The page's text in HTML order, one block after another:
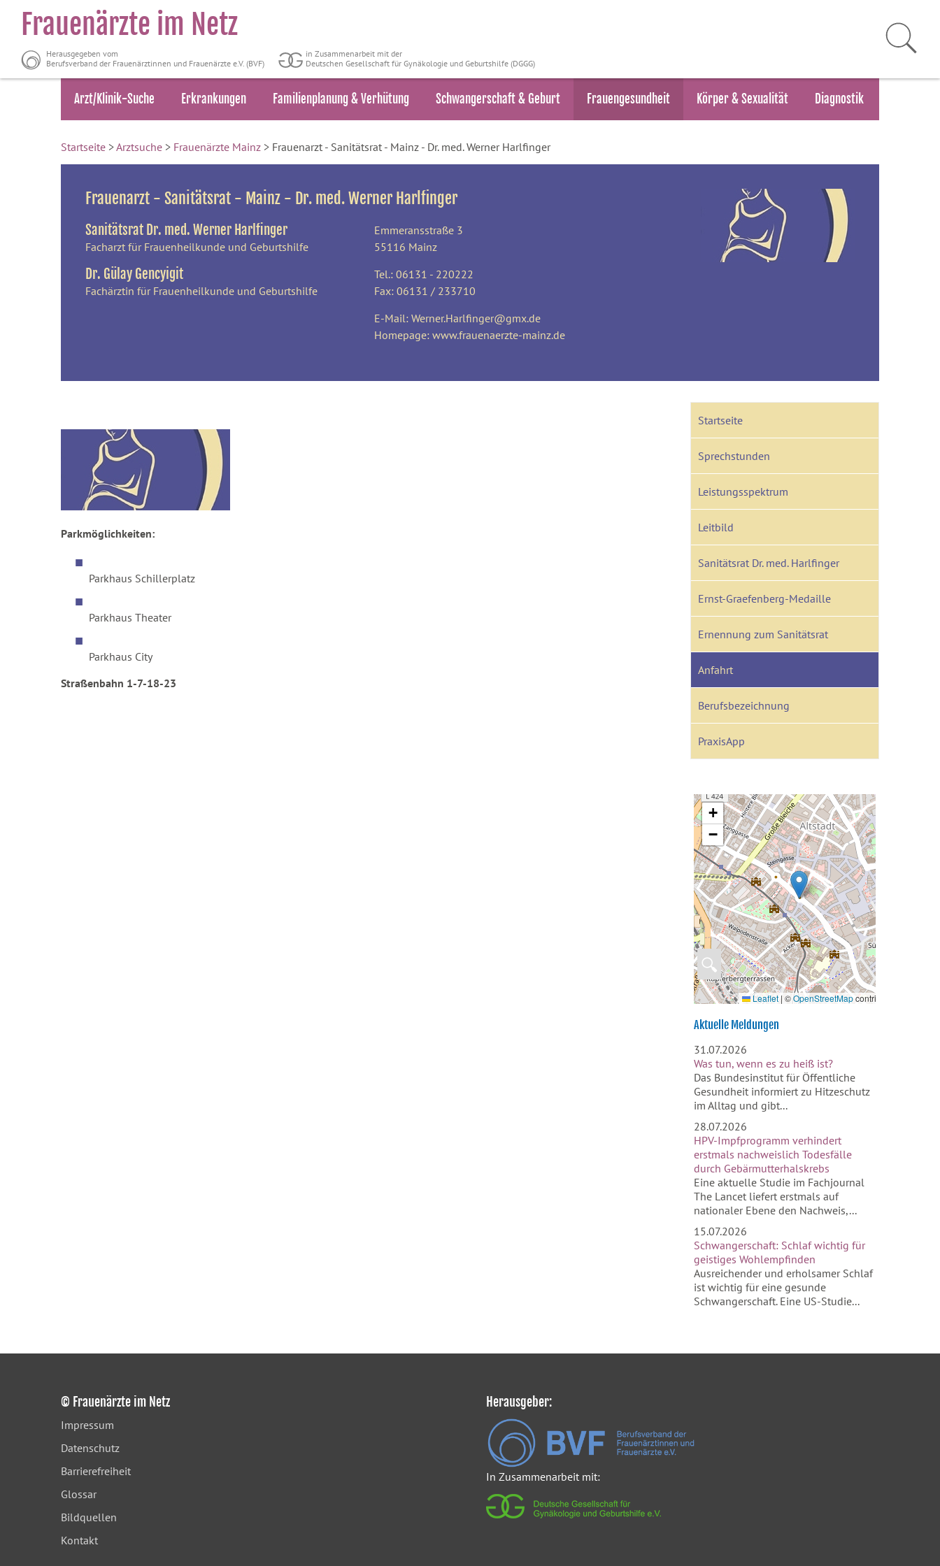
Frauenärzte im Netz
Herausgegeben vom
Berufsverband der Frauenärztinnen und Frauenärzte e.V. (BVF)
in Zusammenarbeit mit der
Deutschen Gesellschaft für Gynäkologie und Geburtshilfe (DGGG)
Arzt/Klinik-Suche Erkrankungen Familienplanung & Verhütung Schwangerschaft & Geburt Frauengesundheit Körper & Sexualität Diagnostik
Startseite >Arztsuche > Frauenärzte Mainz > Frauenarzt - Sanitätsrat - Mainz - Dr. med. Werner Harlfinger
Frauenarzt - Sanitätsrat - Mainz - Dr. med. Werner Harlfinger
Sanitätsrat Dr. med. Werner Harlfinger
Facharzt für Frauenheilkunde und Geburtshilfe
Dr. Gülay Gencyigit
Fachärztin für Frauenheilkunde und Geburtshilfe
Emmeransstraße 3
55116 Mainz
Tel.: 06131 - 220222
Fax: 06131 / 233710
E-Mail: Werner.Harlfinger@gmx.de
Homepage: www.frauenaerzte-mainz.de
Parkmöglichkeiten:
Parkhaus Schillerplatz
Parkhaus Theater
Parkhaus City
Straßenbahn 1-7-18-23
Startseite
Sprechstunden
Leistungsspektrum
Leitbild
Sanitätsrat Dr. med. Harlfinger
Ernst-Graefenberg-Medaille
Ernennung zum Sanitätsrat
Anfahrt
Berufsbezeichnung
PraxisApp
🔍
+
−
Leaflet | ©OpenStreetMapcontributors
Aktuelle Meldungen
31.07.2026
Was tun, wenn es zu heiß ist?
Das Bundesinstitut für Öffentliche
Gesundheit informiert zu Hitzeschutz
im Alltag und gibt...
28.07.2026
HPV-Impfprogramm verhindert
erstmals nachweislich Todesfälle
durch Gebärmutterhalskrebs
Eine aktuelle Studie im Fachjournal
The Lancet liefert erstmals auf
nationaler Ebene den Nachweis,...
15.07.2026
Schwangerschaft: Schlaf wichtig für
geistiges Wohlempfinden
Ausreichender und erholsamer Schlaf
ist wichtig für eine gesunde
Schwangerschaft. Eine US-Studie...
© Frauenärzte im Netz
Impressum
Datenschutz
Barrierefreiheit
Glossar
Bildquellen
Kontakt
Herausgeber:
In Zusammenarbeit mit: